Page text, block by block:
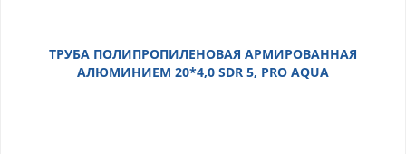
ТРУБА ПОЛИПРОПИЛЕНОВАЯ АРМИРОВАННАЯ
АЛЮМИНИЕМ 20*4,0 SDR 5, PRO AQUA